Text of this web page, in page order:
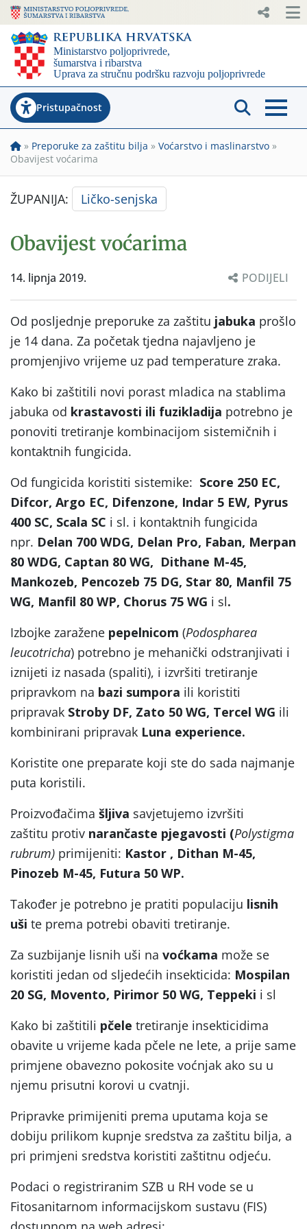
Pristupačnost
» Preporuke za zaštitu bilja » Voćarstvo i maslinarstvo »
Obavijest voćarima
ŽUPANIJA: Ličko-senjska
Obavijest voćarima
14. lipnja 2019. PODIJELI
Od posljednje preporuke za zaštitu jabuka prošlo
je 14 dana. Za početak tjedna najavljeno je
promjenjivo vrijeme uz pad temperature zraka.
Kako bi zaštitili novi porast mladica na stablima
jabuka od krastavosti ili fuzikladija potrebno je
ponoviti tretiranje kombinacijom sistemičnih i
kontaktnih fungicida.
Od fungicida koristiti sistemike: Score 250 EC,
Difcor, Argo EC, Difenzone, Indar 5 EW, Pyrus
400 SC, Scala SC i sl. i kontaktnih fungicida
npr. Delan 700 WDG, Delan Pro, Faban, Merpan
80 WDG, Captan 80 WG, Dithane M-45,
Mankozeb, Pencozeb 75 DG, Star 80, Manfil 75
WG, Manfil 80 WP, Chorus 75 WG i sl.
Izbojke zaražene pepelnicom (Podospharea
leucotricha) potrebno je mehanički odstranjivati i
iznijeti iz nasada (spaliti), i izvršiti tretiranje
pripravkom na bazi sumpora ili koristiti
pripravak Stroby DF, Zato 50 WG, Tercel WG ili
kombinirani pripravak Luna experience.
Koristite one preparate koji ste do sada najmanje
puta koristili.
Proizvođačima šljiva savjetujemo izvršiti
zaštitu protiv narančaste pjegavosti (Polystigma
rubrum) primijeniti: Kastor , Dithan M-45,
Pinozeb M-45, Futura 50 WP.
Također je potrebno je pratiti populaciju lisnih
uši te prema potrebi obaviti tretiranje.
Za suzbijanje lisnih uši na voćkama može se
koristiti jedan od sljedećih insekticida: Mospilan
20 SG, Movento, Pirimor 50 WG, Teppeki i sl
Kako bi zaštitili pčele tretiranje insekticidima
obavite u vrijeme kada pčele ne lete, a prije same
primjene obavezno pokosite voćnjak ako su u
njemu prisutni korovi u cvatnji.
Pripravke primijeniti prema uputama koja se
dobiju prilikom kupnje sredstva za zaštitu bilja, a
pri primjeni sredstva koristiti zaštitnu odjeću.
Podaci o registriranim SZB u RH vode se u
Fitosanitarnom informacijskom sustavu (FIS)